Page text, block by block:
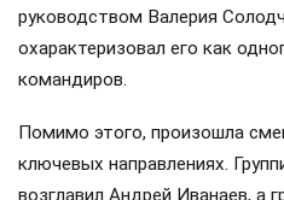
руководством Валерия
охарактеризовал его как
командиров.
Помимо этого, произошла
ключевых направлениях.